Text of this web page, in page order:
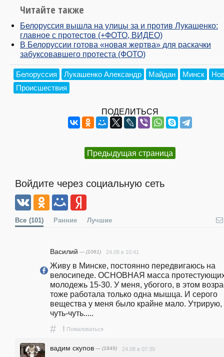
Читайте также
Белоруссия вышла на улицы за и против Лукашенко:
главное с протестов (+ФОТО, ВИДЕО)
В Белоруссии готова «новая жертва» для раскачки
забуксовавшего протеста (ФОТО)
Белоруссия Лукашенко Александр Майдан Минск
Происшествия
ПОДЕЛИТЬСЯ
Предыдущая страница
Войдите через социальную сеть
Все (101) Ранние Лучшие
Василий — (1061) 24.08 в 10:41
Живу в Минске, постоянно передвигаюсь на
велосипеде. ОСНОВНАЯ масса
молодежь 15-30. У меня, убогого, в этом
тоже работала только одна мышца. И серого
вещества у меня было крайне мало. Утрирую,
чуть-чуть.....
# ! Пожаловаться
вадим скупов — (1849) 24.08 в 07:39